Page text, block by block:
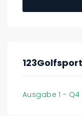
Ausgabe 1 - Q4